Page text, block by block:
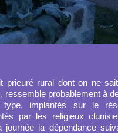
prieuré rural dont on ne
ressemble probablement à
implantés sur le
par les religieux
journée la dépendance